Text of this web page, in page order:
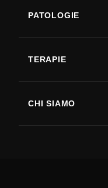
PATOLOGIE
Malattia di Parkinson
Artrite
TERAPIE
CHI SIAMO